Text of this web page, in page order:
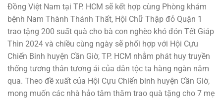
Đồng Việt Nam tại TP. HCM sẽ kết hợp cùng Phòng khám
bệnh Nam Thành Thánh Thất, Hội Chữ Thập đỏ Quận 1
trao tặng 200 suất quà cho bà con nghèo khó đón Tết Giáp
Thìn 2024 và chiều cùng ngày sẽ phối hợp với Hội Cựu
Chiến Binh huyện Cần Giờ, TP. HCM nhằm phát huy truyền
thống tương thân tương ái của dân tộc ta hàng ngàn năm
qua. Theo đề xuất của Hội Cựu Chiến binh huyện Cần Giờ,
mong muốn các nhà hảo tâm thăm trao quà tặng cho 7 mẹ